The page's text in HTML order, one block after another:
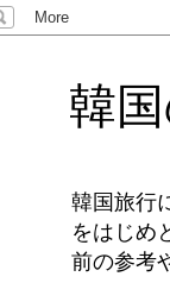
韓
韓国旅行
をはじめ
前の参考